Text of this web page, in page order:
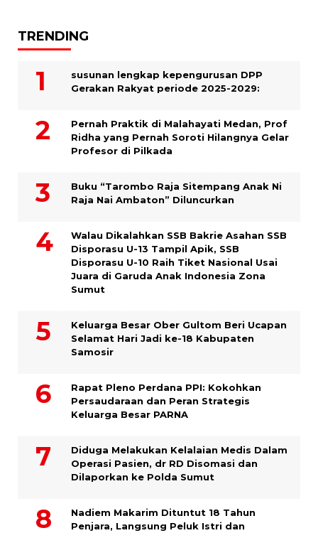
TRENDING
susunan lengkap kepengurusan DPP
Gerakan Rakyat periode 2025-2029:
Pernah Praktik di Malahayati Medan, Prof
Ridha yang Pernah Soroti Hilangnya Gelar
Profesor di Pilkada
Buku “Tarombo Raja Sitempang Anak Ni
Raja Nai Ambaton” Diluncurkan
Walau Dikalahkan SSB Bakrie Asahan SSB
Disporasu U-13 Tampil Apik, SSB
Disporasu U-10 Raih Tiket Nasional Usai
Juara di Garuda Anak Indonesia Zona
Sumut
Keluarga Besar Ober Gultom Beri Ucapan
Selamat Hari Jadi ke-18 Kabupaten
Samosir
Rapat Pleno Perdana PPI: Kokohkan
Persaudaraan dan Peran Strategis
Keluarga Besar PARNA
Diduga Melakukan Kelalaian Medis Dalam
Operasi Pasien, dr RD Disomasi dan
Dilaporkan ke Polda Sumut
​Nadiem Makarim Dituntut 18 Tahun
Penjara, Langsung Peluk Istri dan